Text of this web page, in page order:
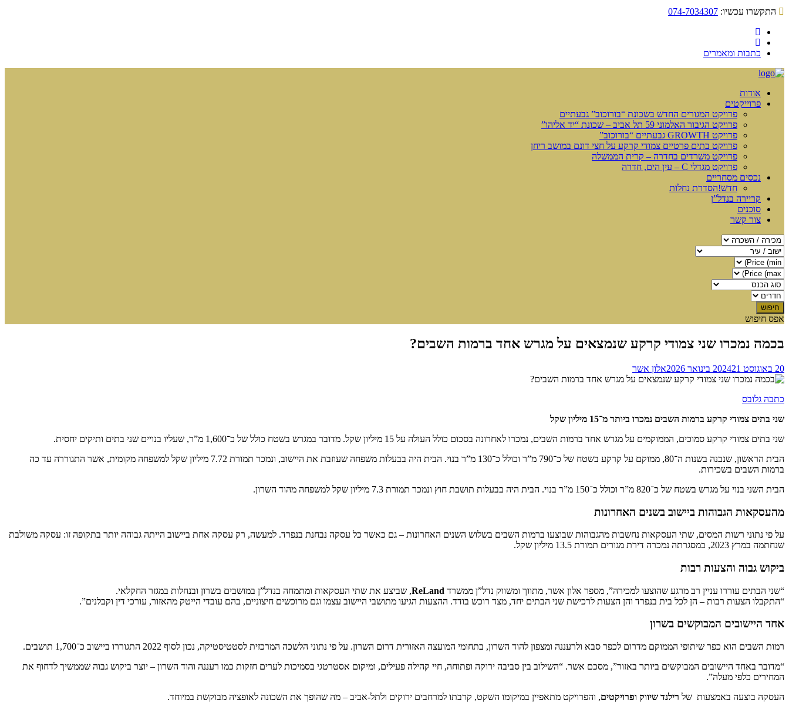
התקשרו עכשיו: 074-7034307
כתבות ומאמרים
אודות
פרוייקטים
פרויקט המגורים החדש בשכונת “בורוכוב” גבעתיים
פרויקט הגיבור האלמוני 59 תל אביב – שכונת “יד אליהו”
פרויקט GROWTH גבעתיים “בורוכוב”
פרויקט בתים פרטיים צמודי קרקע על חצי דונם במושב ריחן
פרויקט משרדים בחדרה – קרית הממשלה
פרויקט מגדלי C – עין הים, חדרה
נכסים מסחריים
חדש!הסדרת נחלות
קריירה בנדל”ן
סוכנים
צור קשר
אפס חיפוש
בכמה נמכרו שני צמודי קרקע שנמצאים על מגרש אחד ברמות השבים?
20 באוגוסט 2024 21 בינואר 2026 אלון אשר
כתבה גלובס
שני בתים צמודי קרקע ברמות השבים נמכרו ביותר מ־15 מיליון שקל
שני בתים צמודי קרקע סמוכים, הממוקמים על מגרש אחד ברמות השבים, נמכרו לאחרונה בסכום כולל העולה על 15 מיליון שקל. מדובר במגרש בשטח כולל של כ־1,600 מ”ר, שעליו בנויים שני בתים ותיקים יחסית.
הבית הראשון, שנבנה בשנות ה־80, ממוקם על קרקע בשטח של כ־790 מ”ר וכולל כ־130 מ”ר בנוי. הבית היה בבעלות משפחה שעוזבת את היישוב, ונמכר תמורת 7.72 מיליון שקל למשפחה מקומית, אשר התגוררה עד כה
ברמות השבים בשכירות.
הבית השני בנוי על מגרש בשטח של כ־820 מ”ר וכולל כ־150 מ”ר בנוי. הבית היה בבעלות תושבת חוץ ונמכר תמורת 7.3 מיליון שקל למשפחה מהוד השרון.
מהעסקאות הגבוהות ביישוב בשנים האחרונות
על פי נתוני רשות המסים, שתי העסקאות נחשבות מהגבוהות שבוצעו ברמות השבים בשלוש השנים האחרונות – גם כאשר כל עסקה נבחנת בנפרד. למעשה, רק עסקה אחת ביישוב הייתה גבוהה יותר בתקופה זו: עסקה משולבת
שנחתמה במרץ 2023, במסגרתה נמכרה דירת מגורים תמורת 13.5 מיליון שקל.
ביקוש גבוה והצעות רבות
“שני הבתים עוררו עניין רב מרגע שהוצעו למכירה”, מספר אלון אשר, מתווך ומשווק נדל”ן ממשרד ReLand, שביצע את שתי העסקאות ומתמחה בנדל”ן במושבים בשרון ובנחלות במגזר החקלאי.
“התקבלו הצעות רבות – הן לכל בית בנפרד והן הצעות לרכישת שני הבתים יחד, מצד רוכש בודד. ההצעות הגיעו מתושבי היישוב עצמו וגם מרוכשים חיצוניים, בהם עובדי הייטק מהאזור, עורכי דין וקבלנים”.
אחד היישובים המבוקשים בשרון
רמות השבים הוא כפר שיתופי הממוקם מדרום לכפר סבא ולרעננה ומצפון להוד השרון, בתחומי המועצה האזורית דרום השרון. על פי נתוני הלשכה המרכזית לסטטיסטיקה, נכון לסוף 2022 התגוררו ביישוב כ־1,700 תושבים.
“מדובר באחד היישובים המבוקשים ביותר באזור”, מסכם אשר. “השילוב בין סביבה ירוקה ופתוחה, חיי קהילה פעילים, ומיקום אסטרטגי בסמיכות לערים חזקות כמו רעננה והוד השרון – יוצר ביקוש גבוה שממשיך לדחוף את
המחירים כלפי מעלה”.
העסקה בוצעה באמצעות של רילנד שיווק ופרויקטים, והפרויקט מתאפיין במיקומו השקט, קרבתו למרחבים ירוקים ולתל‑אביב – מה שהופך את השכונה לאופציה מבוקשת במיוחד.